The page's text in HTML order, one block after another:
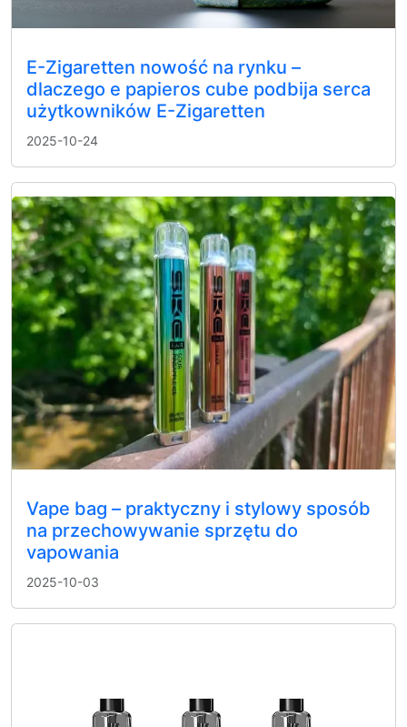
E-Zigaretten nowość na rynku –
dlaczego e papieros cube podbija serca
użytkowników E-Zigaretten
2025-10-24
Vape bag – praktyczny i stylowy sposób
na przechowywanie sprzętu do
vapowania
2025-10-03